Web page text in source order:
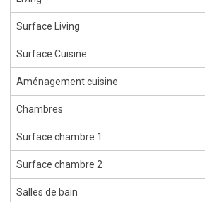
Surface Living
Surface Cuisine
Aménagement cuisine
Chambres
Surface chambre 1
Surface chambre 2
Salles de bain